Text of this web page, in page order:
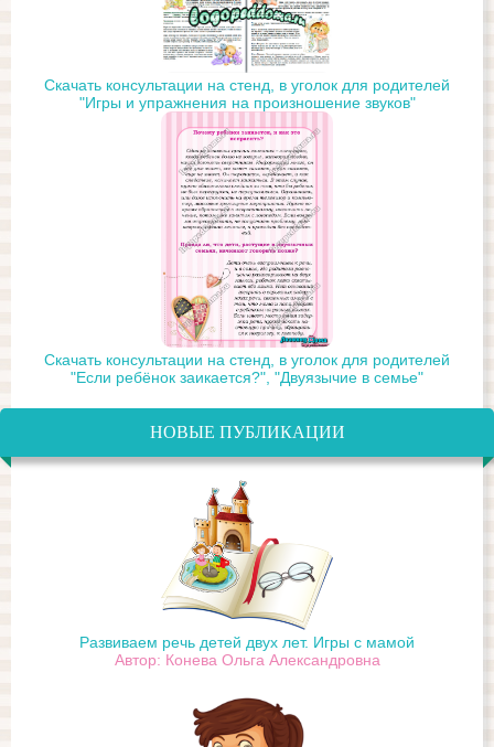
Скачать консультации на стенд, в уголок для родителей
"Игры и упражнения на произношение звуков"
Скачать консультации на стенд, в уголок для родителей
"Если ребёнок заикается?", "Двуязычие в семье"
НОВЫЕ ПУБЛИКАЦИИ
Развиваем речь детей двух лет. Игры с мамой
Автор: Конева Ольга Александровна